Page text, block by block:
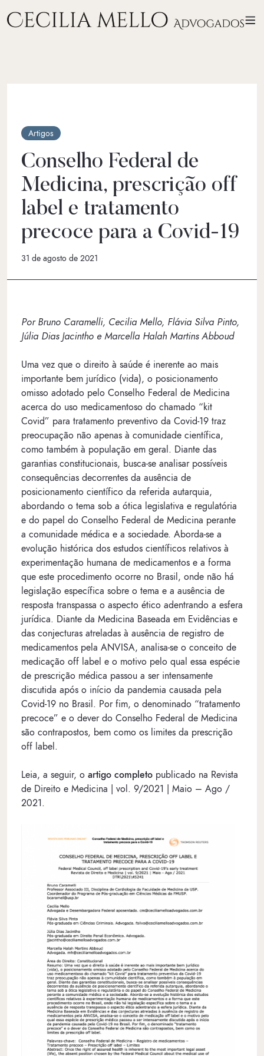
Artigos
Conselho Federal de
Medicina, prescrição off
label e tratamento
precoce para a Covid-19
31 de agosto de 2021
Por Bruno Caramelli, Cecilia Mello, Flávia Silva Pinto,
Júlia Dias Jacintho e Marcella Halah Martins Abboud
Uma vez que o direito à saúde é inerente ao mais
importante bem jurídico (vida), o posicionamento
omisso adotado pelo Conselho Federal de Medicina
acerca do uso medicamentoso do chamado “kit
Covid” para tratamento preventivo da Covid-19 traz
preocupação não apenas à comunidade científica,
como também à população em geral. Diante das
garantias constitucionais, busca-se analisar possíveis
consequências decorrentes da ausência de
posicionamento científico da referida autarquia,
abordando o tema sob a ótica legislativa e regulatória
e do papel do Conselho Federal de Medicina perante
a comunidade médica e a sociedade. Aborda-se a
evolução histórica dos estudos científicos relativos à
experimentação humana de medicamentos e a forma
que este procedimento ocorre no Brasil, onde não há
legislação específica sobre o tema e a ausência de
resposta transpassa o aspecto ético adentrando a esfera
jurídica. Diante da Medicina Baseada em Evidências e
das conjecturas atreladas à ausência de registro de
medicamentos pela ANVISA, analisa-se o conceito de
medicação off label e o motivo pelo qual essa espécie
de prescrição médica passou a ser intensamente
discutida após o início da pandemia causada pela
Covid-19 no Brasil. Por fim, o denominado “tratamento
precoce” e o dever do Conselho Federal de Medicina
são contrapostos, bem como os limites da prescrição
off label.
Leia, a seguir, o artigo completo publicado na Revista
de Direito e Medicina | vol. 9/2021 | Maio – Ago /
2021.